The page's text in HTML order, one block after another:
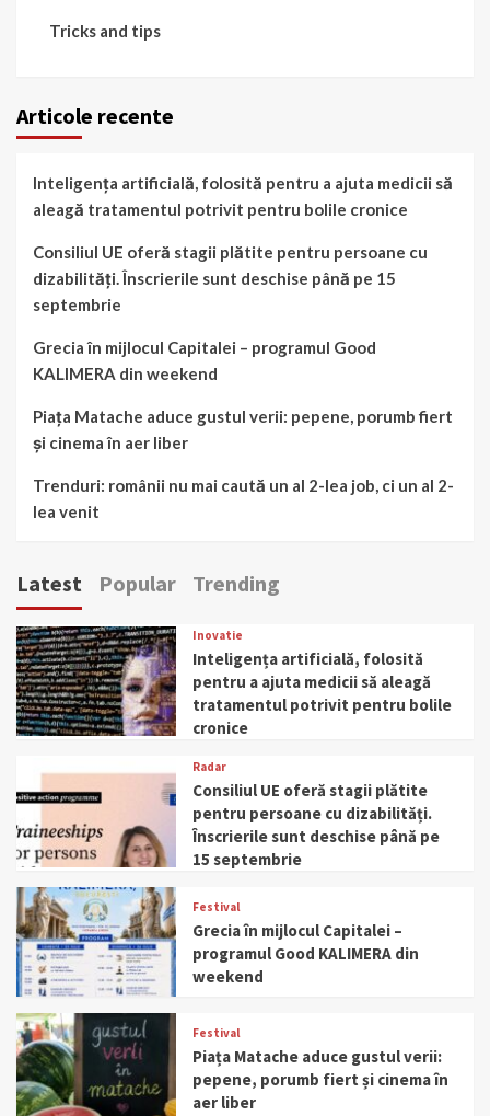
Tricks and tips
Articole recente
Inteligența artificială, folosită pentru a ajuta medicii să
aleagă tratamentul potrivit pentru bolile cronice
Consiliul UE oferă stagii plătite pentru persoane cu
dizabilități. Înscrierile sunt deschise până pe 15
septembrie
Grecia în mijlocul Capitalei – programul Good
KALIMERA din weekend
Piața Matache aduce gustul verii: pepene, porumb fiert
și cinema în aer liber
Trenduri: românii nu mai caută un al 2-lea job, ci un al 2-
lea venit
Latest Popular Trending
Inovatie
Inteligența artificială, folosită
pentru a ajuta medicii să aleagă
tratamentul potrivit pentru bolile
cronice
Radar
Consiliul UE oferă stagii plătite
pentru persoane cu dizabilități.
Înscrierile sunt deschise până pe
15 septembrie
Festival
Grecia în mijlocul Capitalei –
programul Good KALIMERA din
weekend
Festival
Piața Matache aduce gustul verii:
pepene, porumb fiert și cinema în
aer liber